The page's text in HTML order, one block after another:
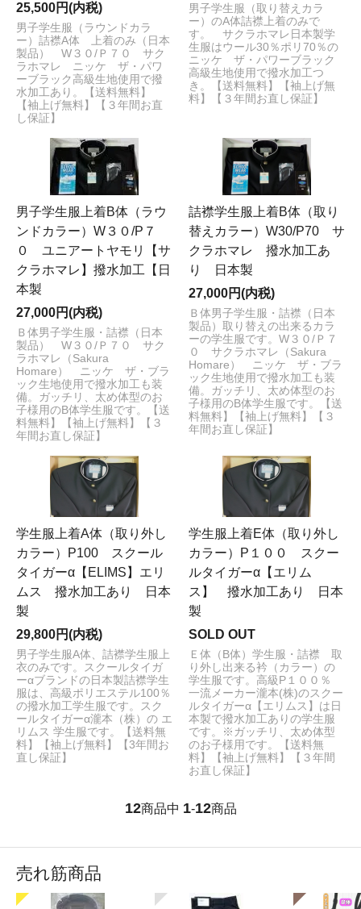
25,500円(内税)
男子学生服（ラウンドカラ
ー）詰襟A体 上着のみ（日本
製品） W３０/Ｐ７０ サク
ラホマレ ニッケ ザ・パワ
ーブラック高級生地使用で撥
水加工あり。【送料無料】
【袖上げ無料】【３年間お直
し保証】
男子学生服（取り替えカラ
ー）のA体詰襟上着のみで
す。 サクラホマレ日本製学
生服はウール30％ポリ70％の
ニッケ ザ・パワーブラック
高級生地使用で撥水加工つ
き。【送料無料】【袖上げ無
料】【３年間お直し保証】
男子学生服上着B体（ラウ
ンドカラー）W３０/P７
０ ユニアートヤモリ【サ
クラホマレ】撥水加工【日
本製
27,000円(内税)
Ｂ体男子学生服・詰襟（日本
製品） W３０/Ｐ７０ サク
ラホマレ（Sakura
Homare） ニッケ ザ・ブラ
ック生地使用で撥水加工も装
備。ガッチリ、太め体型のお
子様用のB体学生服です。【送
料無料】【袖上げ無料】【３
年間お直し保証】
詰襟学生服上着B体（取り
替えカラー）W30/P70 サ
クラホマレ 撥水加工あ
り 日本製
27,000円(内税)
Ｂ体男子学生服・詰襟（日本
製品）取り替えの出来るカラ
ーの学生服です。W３０/Ｐ７
０ サクラホマレ（Sakura
Homare） ニッケ ザ・ブラ
ック生地使用で撥水加工も装
備。ガッチリ、太め体型のお
子様用のB体学生服です。【送
料無料】【袖上げ無料】【３
年間お直し保証】
学生服上着A体（取り外し
カラー）P100 スクール
タイガーα【ELIMS】エリ
ムス 撥水加工あり 日本
製
29,800円(内税)
男子学生服A体、詰襟学生服上
衣のみです。スクールタイガ
ーαブランドの日本製詰襟学生
服は、高級ポリエステル100％
の撥水加工学生服です。スク
ールタイガーα瀧本（株）の エ
リムス 学生服です。【送料無
料】【袖上げ無料】【3年間お
直し保証】
学生服上着E体（取り外し
カラー）P１００ スクー
ルタイガーα【エリム
ス】 撥水加工あり 日本
製
SOLD OUT
Ｅ体（B体）学生服・詰襟 取
り外し出来る衿（カラー）の
学生服です。高級P１００％
一流メーカー瀧本(株)のスクー
ルタイガーα【エリムス】は日
本製で撥水加工ありの学生服
です。※ガッチリ、太め体型
のお子様用です。【送料無
料】【袖上げ無料】【３年間
お直し保証】
12商品中 1-12商品
売れ筋商品